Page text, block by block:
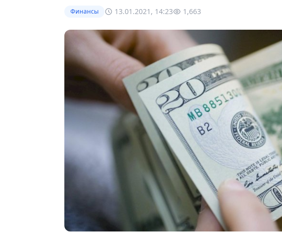
Финансы 13.01.2021, 14:23 1,663